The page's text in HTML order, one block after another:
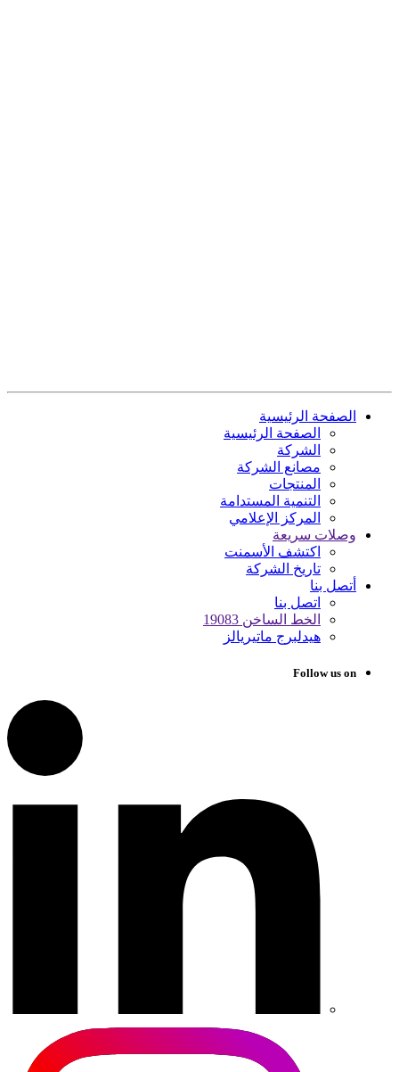
الصفحة الرئيسية
الصفحة الرئيسية
الشركة
مصانع الشركة
المنتجات
التنمية المستدامة
المركز الإعلامي
وصلات سريعة
اكتشف الأسمنت
تاريخ الشركة
أتصل بنا
اتصل بنا
الخط الساخن 19083
هيدلبرج ماتيريالز
Follow us on